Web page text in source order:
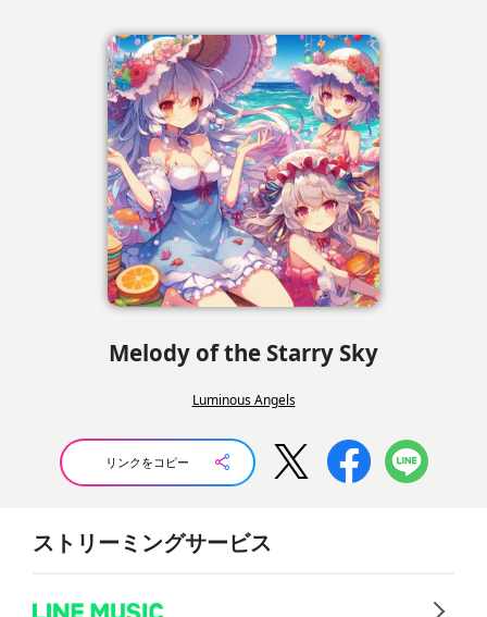
Melody of the Starry Sky
Luminous Angels
リンクをコピー
ストリーミングサービス